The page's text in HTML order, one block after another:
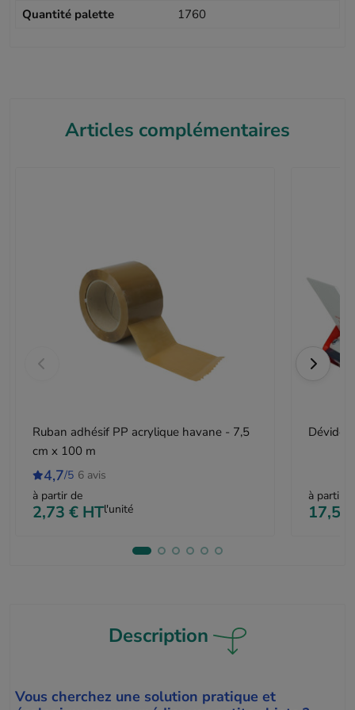
Quantité palette 1760
Articles complémentaires
Ruban adhésif PP acrylique havane - 7,5
cm x 100 m
4,7/5 6 avis
à partir de
2,73 € HTl'unité
à partir
17,50
Description
Vous cherchez une solution pratique et